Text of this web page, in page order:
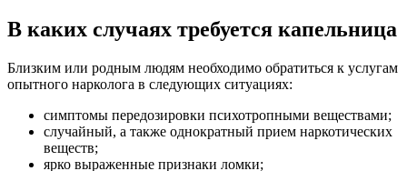
В каких случаях требуется капельница
Близким или родным людям необходимо обратиться к услугам
опытного нарколога в следующих ситуациях:
симптомы передозировки психотропными веществами;
случайный, а также однократный прием наркотических
веществ;
ярко выраженные признаки ломки;